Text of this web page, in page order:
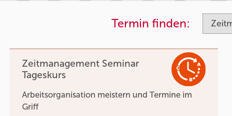
Termin finden:
Zeitmanagement Seminar
Tageskurs
Arbeitsorganisation meistern und Termine im
Griff